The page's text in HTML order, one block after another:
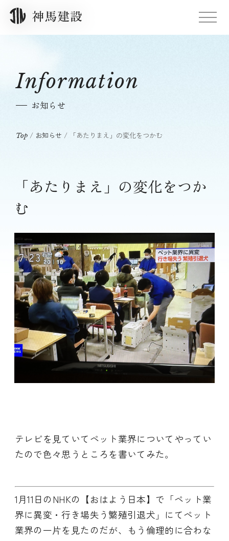
Information
お知らせ
Top / お知らせ / 「あたりまえ」の変化をつかむ
「あたりまえ」の変化をつか
む
テレビを見ていてペット業界についてやってい
たので色々思うところを書いてみた。
1月11日のNHKの【おはよう日本】で「ペット業
界に異変・行き場失う繁殖引退犬」にてペット
業界の一片を見たのだが、もう倫理的に合わな